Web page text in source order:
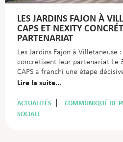
LES JARDINS FAJON À
CAPS ET NEXITY
PARTENARIAT
Les Jardins Fajon à Villetaneuse
concrétisent leur partenariat Le
CAPS a franchi une étape
Lire la suite...
ACTUALITÉS COMMUNIQUÉ DE
SOCIALE